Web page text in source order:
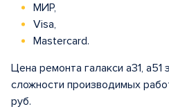
МИР,
Visa,
Mastercard.
Цена ремонта галакси а31, а51
сложности производимых
руб.